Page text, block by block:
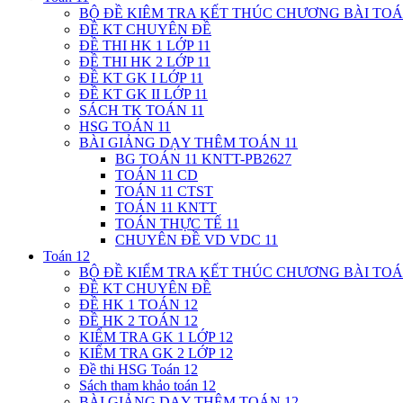
BỘ ĐỀ KIÊM TRA KẾT THÚC CHƯƠNG BÀI
ĐỀ KT CHUYÊN ĐỀ
ĐỀ THI HK 1 LỚP 11
ĐỀ THI HK 2 LỚP 11
ĐỀ KT GK I LỚP 11
ĐỀ KT GK II LỚP 11
SÁCH TK TOÁN 11
HSG TOÁN 11
BÀI GIẢNG DẠY THÊM TOÁN 11
BG TOÁN 11 KNTT-PB2627
TOÁN 11 CD
TOÁN 11 CTST
TOÁN 11 KNTT
TOÁN THỰC TẾ 11
CHUYÊN ĐỀ VD VDC 11
Toán 12
BỘ ĐỀ KIỂM TRA KẾT THÚC CHƯƠNG BÀI
ĐỀ KT CHUYÊN ĐỀ
ĐỀ HK 1 TOÁN 12
ĐỀ HK 2 TOÁN 12
KIỂM TRA GK 1 LỚP 12
KIỂM TRA GK 2 LỚP 12
Đề thi HSG Toán 12
Sách tham khảo toán 12